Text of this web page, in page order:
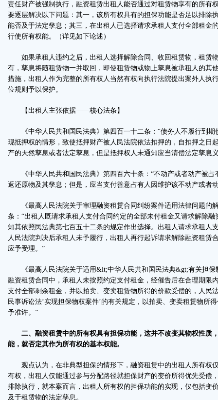
责任财产被强制执行，融资租赁出租人能否通过对租赁物享有的所有
要逐层解决以下问题：其一，该所有权具有的担保功能是否足以排除
能否及于法定孳息；其三，在出租人已选择请求承租人支付全部租金
行使所有权能。（详见如下论述）
如果承租人违约之后，出租人选择解除合同、收回租赁物，租赁
有，孳息将随租赁物一并取回，即使租赁物或物上孳息被承租人的其
措施，出租人作为完整的所有权人当然有权向执行法院提出案外人执
位规则予以保护。
【出租人主张依据——核心法条】
《中华人民共和国民法典》第四百一十二条：“债务人不履行到期
现抵押权的情形，致使抵押财产被人民法院依法扣押的，自扣押之日
产的天然孳息或者法定孳息，但是抵押权人未通知应当清偿法定孳息
《中华人民共和国民法典》第四百六十条：“不动产或者动产被占
返还原物及其孳息；但是，应当支付善意占有人因维护该不动产或者
《最高人民法院关于审理融资租赁合同纠纷案件适用法律问题的
条：“出租人既请求承租人支付合同约定的全部未付租金又请求解除
知其依照民法典第七百五十二条的规定作出选择。出租人请求承租人
人民法院判决后承租人未予履行，出租人再行起诉请求解除融资租赁
应予受理。”
《最高人民法院关于适用&lt;中华人民共和国民法典&gt;有关担保
融资租赁合同中，承租人未按照约定支付租金，经催告后在合理期限
支付全部剩余租金，并以拍卖、变卖租赁物所得的价款受偿的，人民
民事诉讼法‘实现担保物权案件’的有关规定，以拍卖、变卖租赁物所
予准许。”
二、融资租赁中的所有权具有担保功能，这并不改变其物权性质
能，就否定其作为所有权的基本权能。
观点认为，在非典型担保的情形下，融资租赁中的出租人所有权仅
有权，出租人仅能通过参与分配路径就担保财产的变价所得优先受偿
排除执行，就本案而言，出租人所有权的担保功能的实现，仅包括变
及于租赁物的法定孳息。